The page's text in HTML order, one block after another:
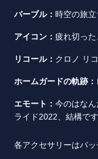
バーブル： 時空の旅立
アイコン： 疲れ切っ
リコール： クロノ リ
ホームガードの軌跡：
エモート： 今のはな
ライド2022、結構で
各アクセサリーはパッ